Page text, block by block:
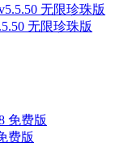
无限珍珠版
费版